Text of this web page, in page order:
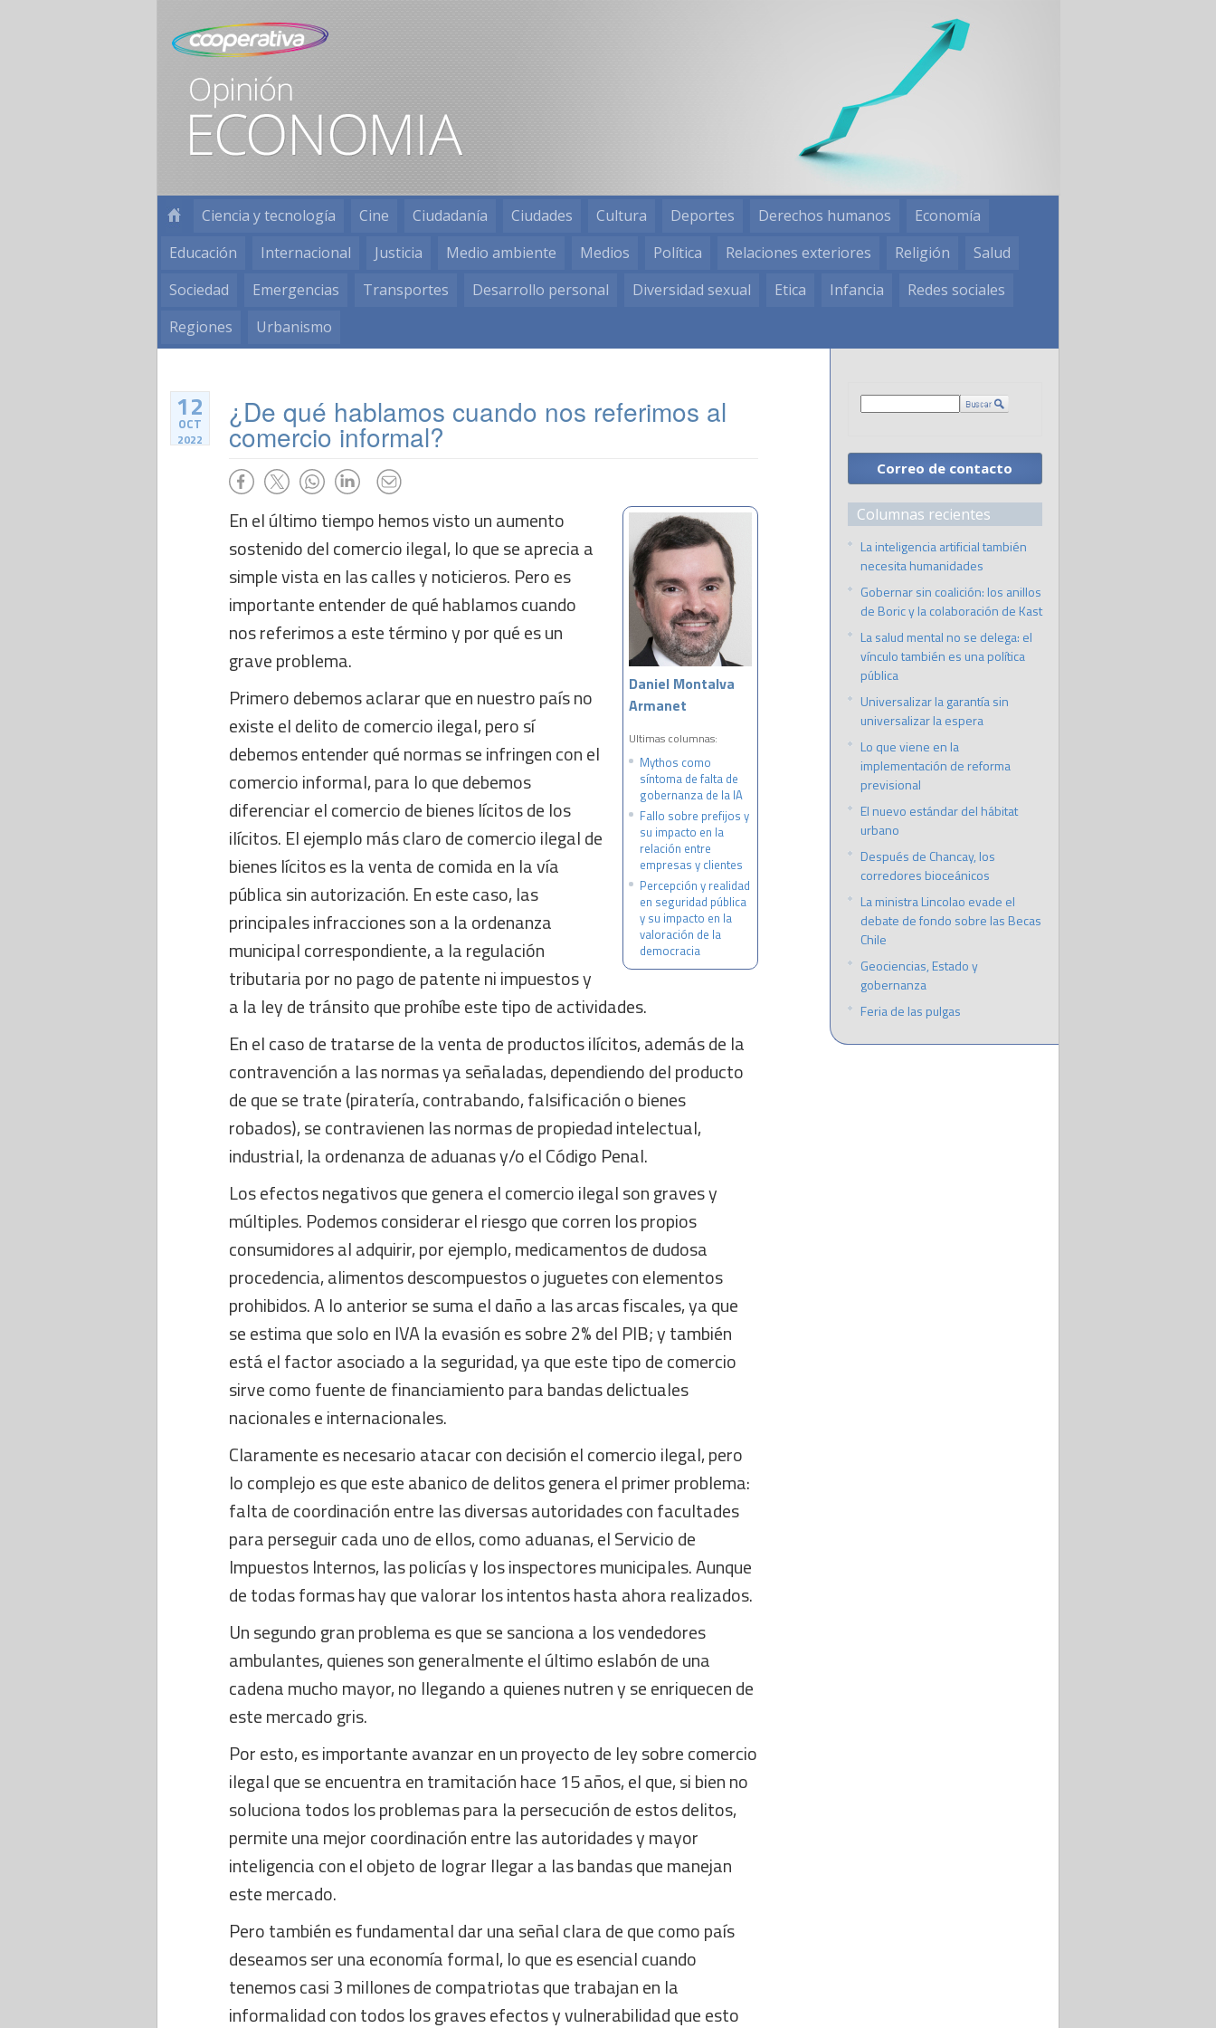
Ciencia y tecnología Cine Ciudadanía Ciudades Cultura Deportes Derechos humanos
Economía
Educación
Internacional Justicia Medio ambiente Medios Política Relaciones exteriores Religión
Salud
Sociedad
Emergencias Transportes Desarrollo personal Diversidad sexual Etica Infancia
Redes sociales
Regiones
Urbanismo
12
OCT
2022
¿De qué hablamos cuando nos referimos al
comercio informal?
Daniel Montalva
Armanet
Ultimas columnas:
Mythos como
síntoma de falta de
gobernanza de la IA
Fallo sobre prefijos y
su impacto en la
relación entre
empresas y clientes
Percepción y realidad
en seguridad pública
y su impacto en la
valoración de la
democracia
En el último tiempo hemos visto un aumento
sostenido del comercio ilegal, lo que se aprecia a
simple vista en las calles y noticieros. Pero es
importante entender de qué hablamos cuando
nos referimos a este término y por qué es un
grave problema.
Primero debemos aclarar que en nuestro país no
existe el delito de comercio ilegal, pero sí
debemos entender qué normas se infringen con el
comercio informal, para lo que debemos
diferenciar el comercio de bienes lícitos de los
ilícitos. El ejemplo más claro de comercio ilegal de
bienes lícitos es la venta de comida en la vía
pública sin autorización. En este caso, las
principales infracciones son a la ordenanza
municipal correspondiente, a la regulación
tributaria por no pago de patente ni impuestos y
a la ley de tránsito que prohíbe este tipo de actividades.
En el caso de tratarse de la venta de productos ilícitos, además de la
contravención a las normas ya señaladas, dependiendo del producto
de que se trate (piratería, contrabando, falsificación o bienes
robados), se contravienen las normas de propiedad intelectual,
industrial, la ordenanza de aduanas y/o el Código Penal.
Los efectos negativos que genera el comercio ilegal son graves y
múltiples. Podemos considerar el riesgo que corren los propios
consumidores al adquirir, por ejemplo, medicamentos de dudosa
procedencia, alimentos descompuestos o juguetes con elementos
prohibidos. A lo anterior se suma el daño a las arcas fiscales, ya que
se estima que solo en IVA la evasión es sobre 2% del PIB; y también
está el factor asociado a la seguridad, ya que este tipo de comercio
sirve como fuente de financiamiento para bandas delictuales
nacionales e internacionales.
Claramente es necesario atacar con decisión el comercio ilegal, pero
lo complejo es que este abanico de delitos genera el primer problema:
falta de coordinación entre las diversas autoridades con facultades
para perseguir cada uno de ellos, como aduanas, el Servicio de
Impuestos Internos, las policías y los inspectores municipales. Aunque
de todas formas hay que valorar los intentos hasta ahora realizados.
Un segundo gran problema es que se sanciona a los vendedores
ambulantes, quienes son generalmente el último eslabón de una
cadena mucho mayor, no llegando a quienes nutren y se enriquecen de
este mercado gris.
Por esto, es importante avanzar en un proyecto de ley sobre comercio
ilegal que se encuentra en tramitación hace 15 años, el que, si bien no
soluciona todos los problemas para la persecución de estos delitos,
permite una mejor coordinación entre las autoridades y mayor
inteligencia con el objeto de lograr llegar a las bandas que manejan
este mercado.
Pero también es fundamental dar una señal clara de que como país
deseamos ser una economía formal, lo que es esencial cuando
tenemos casi 3 millones de compatriotas que trabajan en la
informalidad con todos los graves efectos y vulnerabilidad que esto
Correo de contacto
Columnas recientes
La inteligencia artificial también
necesita humanidades
Gobernar sin coalición: los anillos
de Boric y la colaboración de Kast
La salud mental no se delega: el
vínculo también es una política
pública
Universalizar la garantía sin
universalizar la espera
Lo que viene en la
implementación de reforma
previsional
El nuevo estándar del hábitat
urbano
Después de Chancay, los
corredores bioceánicos
La ministra Lincolao evade el
debate de fondo sobre las Becas
Chile
Geociencias, Estado y
gobernanza
Feria de las pulgas